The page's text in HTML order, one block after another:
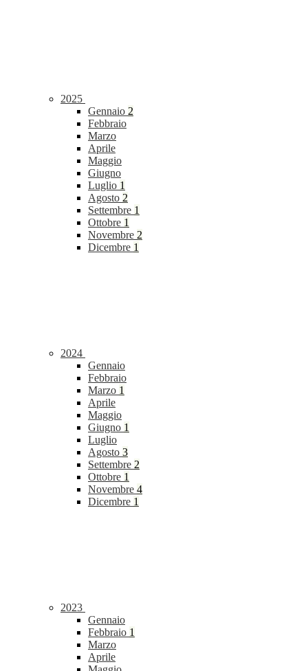
2025
Gennaio 2
Febbraio
Marzo
Aprile
Maggio
Giugno
Luglio 1
Agosto 2
Settembre 1
Ottobre 1
Novembre 2
Dicembre 1
2024
Gennaio
Febbraio
Marzo 1
Aprile
Maggio
Giugno 1
Luglio
Agosto 3
Settembre 2
Ottobre 1
Novembre 4
Dicembre 1
2023
Gennaio
Febbraio 1
Marzo
Aprile